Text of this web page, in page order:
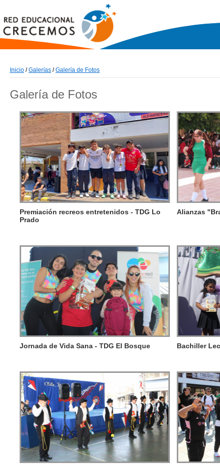
Inicio /Galerías /Galería de Fotos
Galería de Fotos
Premiación recreos entretenidos - TDG Lo
Prado
Alianzas
Jornada de Vida Sana - TDG El Bosque Bachiller